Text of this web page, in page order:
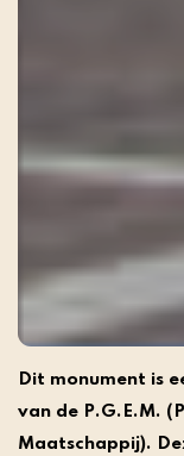
Dit monument is
van de P.G.E.M.
Maatschappij).